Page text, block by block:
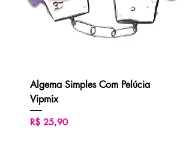
Algema Simples Com Pelúcia
Vipmix
Preço
R$ 25,90